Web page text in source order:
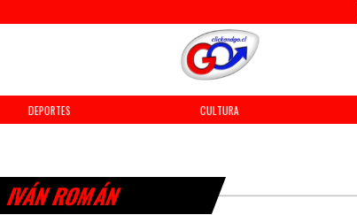
DEPORTES CULTURA
IVÁN ROMÁN